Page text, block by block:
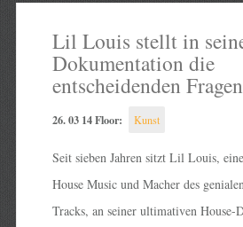
Lil Louis stellt in
Dokumentation die
entscheidenden Fragen
26. 03 14 Floor: Kunst
Seit sieben Jahren sitzt Lil Louis,
House Music und Macher des
Tracks, an seiner ultimativen House-